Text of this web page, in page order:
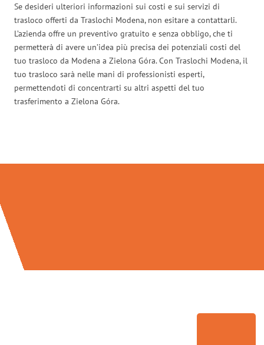
Se desideri ulteriori informazioni sui costi e sui servizi di
trasloco offerti da Traslochi Modena, non esitare a contattarli.
L’azienda offre un preventivo gratuito e senza obbligo, che ti
permetterà di avere un’idea più precisa dei potenziali costi del
tuo trasloco da Modena a Zielona Góra. Con Traslochi Modena, il
tuo trasloco sarà nelle mani di professionisti esperti,
permettendoti di concentrarti su altri aspetti del tuo
trasferimento a Zielona Góra.